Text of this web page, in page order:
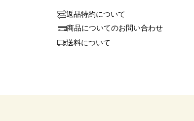
返品特約について
商品についてのお問い合わせ
送料について